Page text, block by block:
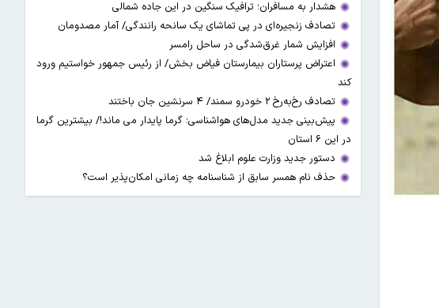
هشدار به مسافران؛ ترافیک سنگین در این جاده شمالی
تصادف زنجیره‌ای در پی تماشای یک سانحه رانندگی/ آمار مصدومان
افزایش شمار غرق‌شدگی در ساحل رامسر
اعتراض پرستاران بیمارستان فیاض بخش/ از رئیس جمهور خواستیم ورود
کند
تصادف رخ‌به‌رخ ۲ خودرو سمند/ ۴ سرنشین جان باختند
پیش‌بینی جدید مدل‌های هواشناسی؛ گرما پایدار می ماند!/ بیشترین گرما
در این ۶ استان
دستور جدید وزارت علوم ابلاغ شد
حذف نام همسر سابق از شناسنامه چه زمانی امکان‌پذیر است؟